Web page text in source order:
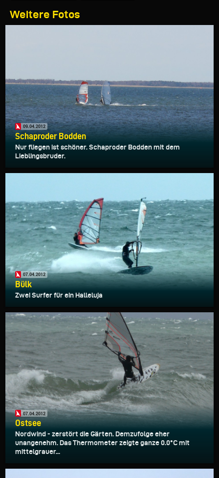
Weitere Fotos
09.04.2012
Schaproder Bodden
Nur fliegen ist schöner. Schaproder Bodden mit dem
Lieblingsbruder.
07.04.2012
Bülk
Zwei Surfer für ein Halleluja
07.04.2012
Ostsee
Nordwind - zerstört die Gärten. Demzufolge eher
unangenehm. Das Thermometer zeigte ganze 0.0°C mit
mittelgrauer...